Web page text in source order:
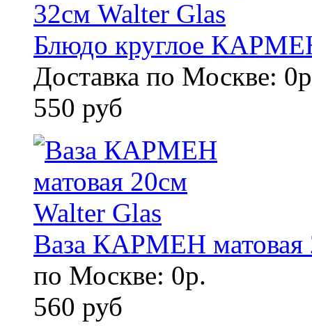
Блюдо круглое
Доставка по Москве:
550 руб
Ваза КАРМЕН матовая
по Москве: 0р.
560 руб